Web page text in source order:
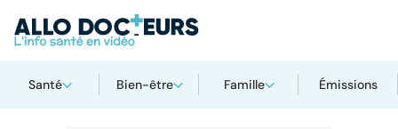
Santé Bien-être Famille Émissions